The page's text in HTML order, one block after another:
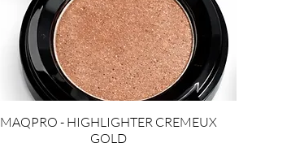
MAQPRO - HIGHLIGHTER CREMEUX
GOLD